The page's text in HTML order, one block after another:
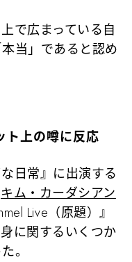
で広まっている自
当」であると認め
ト上の噂に反応
日常』に出演する
キム・カーダシアン
Live（原題）』
に関するいくつか
。